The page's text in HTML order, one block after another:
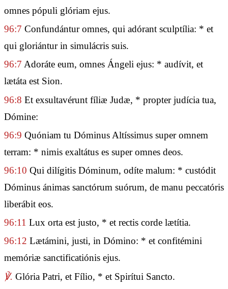
omnes pópuli glóriam ejus.
96:7 Confundántur omnes, qui adórant sculptília: * et
qui gloriántur in simulácris suis.
96:7 Adoráte eum, omnes Ángeli ejus: * audívit, et
lætáta est Sion.
96:8 Et exsultavérunt fíliæ Judæ, * propter judícia tua,
Dómine:
96:9 Quóniam tu Dóminus Altíssimus super omnem
terram: * nimis exaltátus es super omnes deos.
96:10 Qui dilígitis Dóminum, odíte malum: * custódit
Dóminus ánimas sanctórum suórum, de manu peccatóris
liberábit eos.
96:11 Lux orta est justo, * et rectis corde lætítia.
96:12 Lætámini, justi, in Dómino: * et confitémini
memóriæ sanctificatiónis ejus.
℣. Glória Patri, et Fílio, * et Spirítui Sancto.